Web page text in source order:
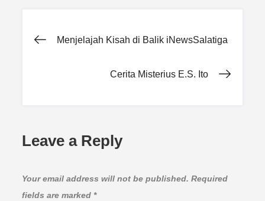
Post
navigation
Menjelajah Kisah di Balik iNewsSalatiga
Cerita Misterius E.S. Ito
Leave a Reply
Your email address will not be published. Required
fields are marked *